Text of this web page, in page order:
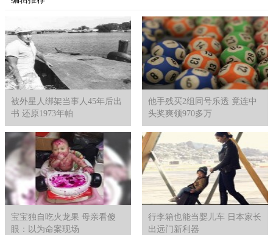
得自己的病好了，又开始不加节制了，并且让李可灼抓紧进献第
二颗。三天之后，第二颗药丸吃下去之，当天夜里，朱常洛突然
暴毙而亡。
这也是明朝史上三大疑案之一的红丸案。有人说这个李可灼
是郑贵妃指使，专门给朱常洛下毒的。也有人说这个红丸根本不
是什么仙药，只不过是一种补药，而朱常洛觉得精神好了不过是
泰昌帝死后又发生了晚明三大疑案之一的移宫案，可以说晚
明三大疑案都与朱常洛有关系，《明史》中记载：光宗潜德久
彰，海内属望，而嗣服一月，天不假年，措施未展，三案构争，
党祸益炽，可哀也夫！。
被外星人绑架当事人45年后出
书 还原1973年帕
他手残买2组同号乐透 竟连中
头奖爽领970多万
宝宝独自吃火龙果 母亲看傻
眼：以为命案现场
行李箱也能当婴儿车 日本家长
出远门新利器